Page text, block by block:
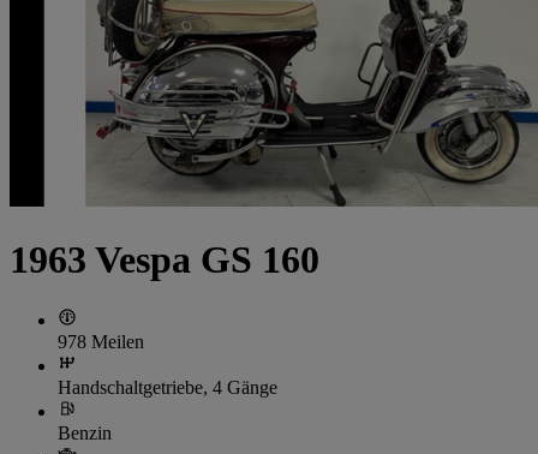
1963 Vespa GS 160
978 Meilen
Handschaltgetriebe, 4 Gänge
Benzin